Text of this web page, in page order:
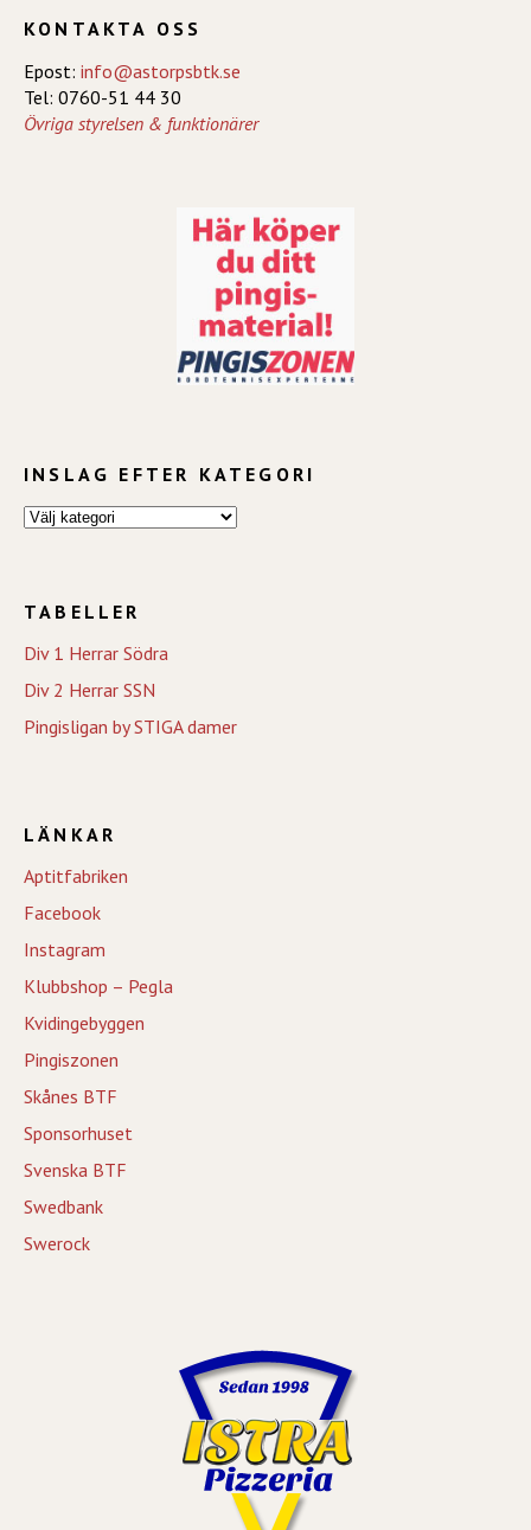
KONTAKTA OSS
Epost: info@astorpsbtk.se
Tel: 0760-51 44 30
Övriga styrelsen & funktionärer
INSLAG EFTER KATEGORI
TABELLER
Div 1 Herrar Södra
Div 2 Herrar SSN
Pingisligan by STIGA damer
LÄNKAR
Aptitfabriken
Facebook
Instagram
Klubbshop – Pegla
Kvidingebyggen
Pingiszonen
Skånes BTF
Sponsorhuset
Svenska BTF
Swedbank
Swerock